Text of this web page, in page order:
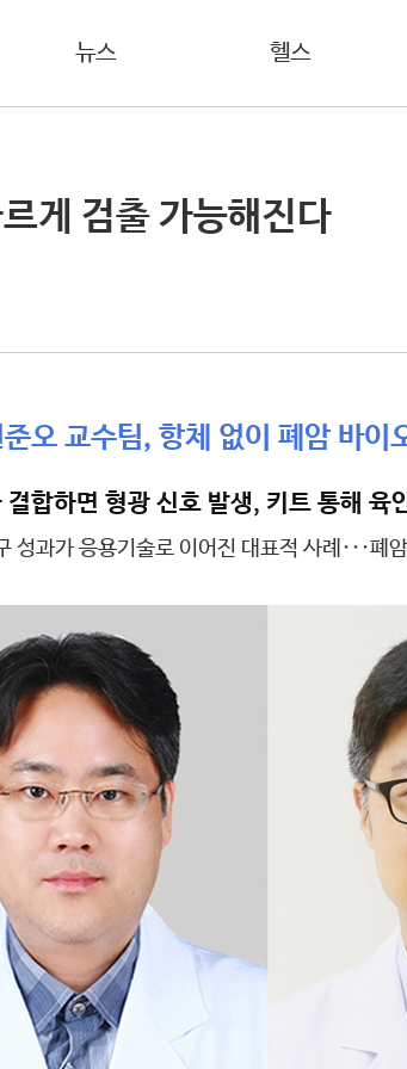
뉴스 헬스
게 검출 가능해진다
오 교수팀, 항체 없이 폐암 바이
합하면 형광 신호 발생, 키트 통해 육
성과가 응용기술로 이어진 대표적 사례···폐